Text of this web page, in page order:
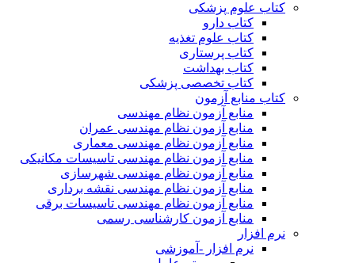
کتاب علوم پزشکی
کتاب دارو
کتاب علوم تغذیه
کتاب پرستاری
کتاب بهداشت
کتاب تخصصی پزشکی
کتاب منابع آزمون
منابع آزمون نظام مهندسی
منابع آزمون نظام مهندسی عمران
منابع آزمون نظام مهندسی معماری
منابع آزمون نظام مهندسی تاسیسات مکانیکی
منابع آزمون نظام مهندسی شهرسازی
منابع آزمون نظام مهندسی نقشه برداری
منابع آزمون نظام مهندسی تاسیسات برقی
منابع آزمون کارشناسی رسمی
نرم افزار
نرم افزار -آموزشی